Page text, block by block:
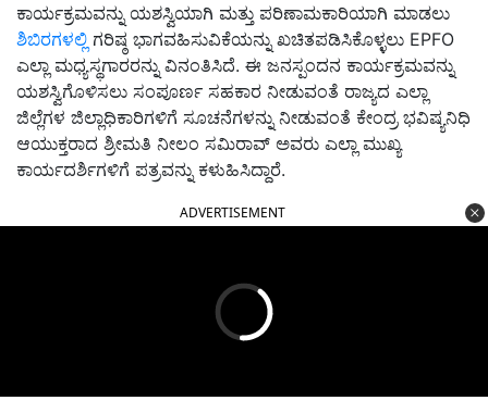
ಕಾರ್ಯಕ್ರಮವನ್ನು ಯಶಸ್ವಿಯಾಗಿ ಮತ್ತು ಪರಿಣಾಮಕಾರಿಯಾಗಿ ಮಾಡಲು
ಶಿಬಿರಗಳಲ್ಲಿ ಗರಿಷ್ಠ ಭಾಗವಹಿಸುವಿಕೆಯನ್ನು ಖಚಿತಪಡಿಸಿಕೊಳ್ಳಲು EPFO ​​
ಎಲ್ಲಾ ಮಧ್ಯಸ್ಥಗಾರರನ್ನು ವಿನಂತಿಸಿದೆ. ಈ ಜನಸ್ಪಂದನ ಕಾರ್ಯಕ್ರಮವನ್ನು
ಯಶಸ್ವಿಗೊಳಿಸಲು ಸಂಪೂರ್ಣ ಸಹಕಾರ ನೀಡುವಂತೆ ರಾಜ್ಯದ ಎಲ್ಲಾ
ಜಿಲ್ಲೆಗಳ ಜಿಲ್ಲಾಧಿಕಾರಿಗಳಿಗೆ ಸೂಚನೆಗಳನ್ನು ನೀಡುವಂತೆ ಕೇಂದ್ರ ಭವಿಷ್ಯನಿಧಿ
ಆಯುಕ್ತರಾದ ಶ್ರೀಮತಿ ನೀಲಂ ಸಮಿರಾವ್ ಅವರು ಎಲ್ಲಾ ಮುಖ್ಯ
ಕಾರ್ಯದರ್ಶಿಗಳಿಗೆ ಪತ್ರವನ್ನು ಕಳುಹಿಸಿದ್ದಾರೆ.
ADVERTISEMENT